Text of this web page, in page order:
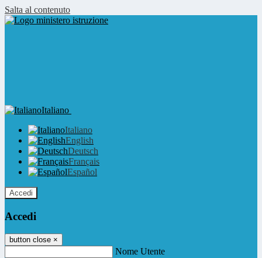
Salta al contenuto
Italiano
Italiano
English
Deutsch
Français
Español
Accedi
Accedi
button close ×
Nome Utente